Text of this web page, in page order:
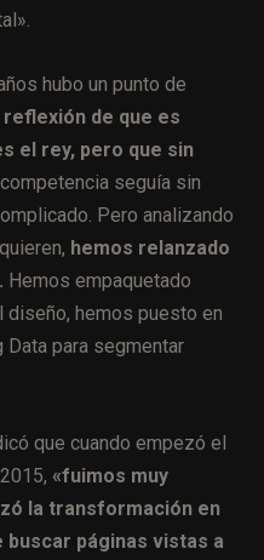
hubo un punto de
de que es
el rey, pero que sin
competencia seguía sin
Pero analizando
hemos relanzado
Hemos empaquetado
diseño, hemos puesto en
para segmentar
que cuando empezó el
«fuimos muy
la transformación en
buscar páginas vistas a